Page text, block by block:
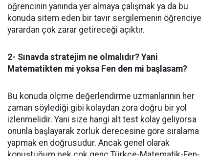
öğrencinin yanında yer almaya çalışmak ya da bu
konuda sitem eden bir tavır sergilemenin öğrenciye
yarardan çok zarar getireceği açıktır.
2- Sınavda stratejim ne olmalıdır? Yani
Matematikten mi yoksa Fen den mi başlasam?
Bu konuda ölçme değerlendirme uzmanlarının her
zaman söylediği gibi kolaydan zora doğru bir yol
izlenmelidir. Yani size hangi alt test kolay geliyorsa
onunla başlayarak zorluk derecesine göre sıralama
yapmak en doğrusudur. Ancak genel olarak